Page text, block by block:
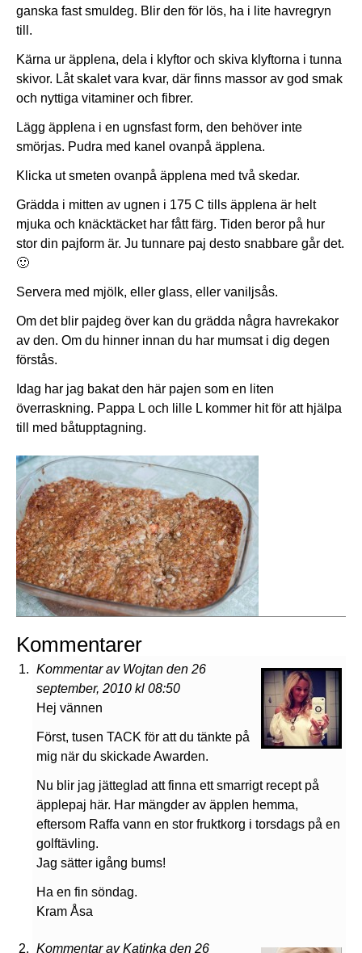
ganska fast smuldeg. Blir den för lös, ha i lite havregryn
till.
Kärna ur äpplena, dela i klyftor och skiva klyftorna i tunna
skivor. Låt skalet vara kvar, där finns massor av god smak
och nyttiga vitaminer och fibrer.
Lägg äpplena i en ugnsfast form, den behöver inte
smörjas. Pudra med kanel ovanpå äpplena.
Klicka ut smeten ovanpå äpplena med två skedar.
Grädda i mitten av ugnen i 175 C tills äpplena är helt
mjuka och knäcktäcket har fått färg. Tiden beror på hur
stor din pajform är. Ju tunnare paj desto snabbare går det.
🙂
Servera med mjölk, eller glass, eller vaniljsås.
Om det blir pajdeg över kan du grädda några havrekakor
av den. Om du hinner innan du har mumsat i dig degen
förstås.
Idag har jag bakat den här pajen som en liten
överraskning. Pappa L och lille L kommer hit för att hjälpa
till med båtupptagning.
Kommentarer
Kommentar av Wojtan den 26
september, 2010 kl 08:50
Hej vännen
Först, tusen TACK för att du tänkte på
mig när du skickade Awarden.
Nu blir jag jätteglad att finna ett smarrigt recept på
äpplepaj här. Har mängder av äpplen hemma,
eftersom Raffa vann en stor fruktkorg i torsdags på en
golftävling.
Jag sätter igång bums!
Ha en fin söndag.
Kram Åsa
Kommentar av Katinka den 26